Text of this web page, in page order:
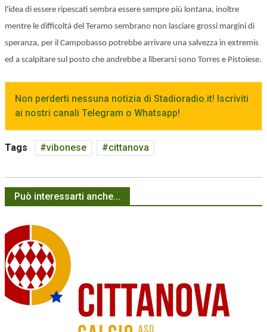
l'idea di essere ripescati sembra essere sempre più lontana, inoltre
mentre le difficoltà del Teramo sembrano non lasciare grossi margini di
speranza, per il Campobasso potrebbe arrivare una salvezza in extremis
ed a scalpitare sul posto che andrebbe a liberarsi sono Torres e Pistoiese.
Non perderti nessuna notizia di Stadioradio.it! Iscriviti
ai nostri canali Telegram o Whatsapp!
Tags vibonese cittanova
Può interessarti anche...